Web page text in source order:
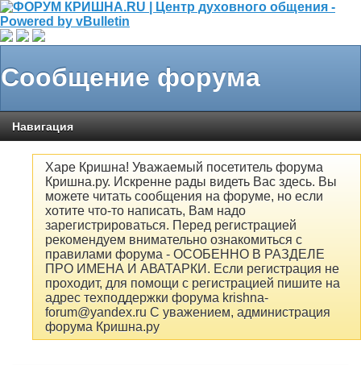
Сообщение форума
Навигация
Харе Кришна! Уважаемый посетитель форума
Кришна.ру. Искренне рады видеть Вас здесь. Вы
можете читать сообщения на форуме, но если
хотите что-то написать, Вам надо
зарегистрироваться. Перед регистрацией
рекомендуем внимательно ознакомиться с
правилами форума - ОСОБЕННО В РАЗДЕЛЕ
ПРО ИМЕНА И АВАТАРКИ. Если регистрация не
проходит, для помощи с регистрацией пишите на
адрес техподдержки форума krishna-
forum@yandex.ru С уважением, администрация
форума Кришна.ру